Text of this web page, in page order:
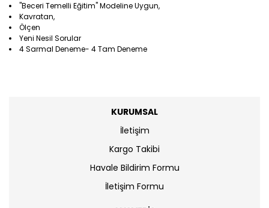
''Beceri Temelli Eğitim'' Modeline Uygun,
Kavratan,
Ölçen
Yeni Nesil Sorular
4 Sarmal Deneme- 4 Tam Deneme
KURUMSAL
İletişim
Kargo Takibi
Havale Bildirim Formu
İletişim Formu